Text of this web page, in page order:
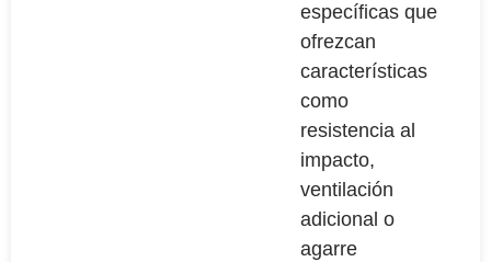
específicas que
ofrezcan
características
como
resistencia al
impacto,
ventilación
adicional o
agarre